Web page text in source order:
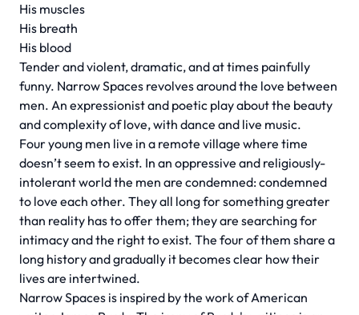
His muscles
His breath
His blood
Tender and violent, dramatic, and at times painfully
funny. Narrow Spaces revolves around the love between
men. An expressionist and poetic play about the beauty
and complexity of love, with dance and live music.
Four young men live in a remote village where time
doesn’t seem to exist. In an oppressive and religiously-
intolerant world the men are condemned: condemned
to love each other. They all long for something greater
than reality has to offer them; they are searching for
intimacy and the right to exist. The four of them share a
long history and gradually it becomes clear how their
lives are intertwined.
Narrow Spaces is inspired by the work of American